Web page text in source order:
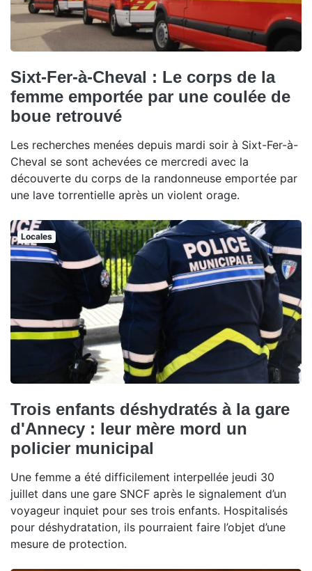
Sixt-Fer-à-Cheval : Le corps de la
femme emportée par une coulée de
boue retrouvé
Les recherches menées depuis mardi soir à Sixt-Fer-à-
Cheval se sont achevées ce mercredi avec la
découverte du corps de la randonneuse emportée par
une lave torrentielle après un violent orage.
Locales
Trois enfants déshydratés à la gare
d'Annecy : leur mère mord un
policier municipal
Une femme a été difficilement interpellée jeudi 30
juillet dans une gare SNCF après le signalement d’un
voyageur inquiet pour ses trois enfants. Hospitalisés
pour déshydratation, ils pourraient faire l’objet d’une
mesure de protection.